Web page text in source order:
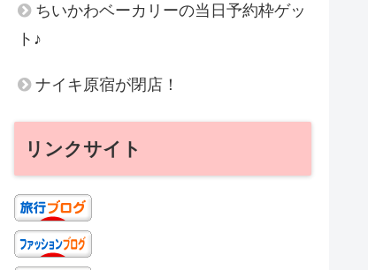
ちいかわベーカリーの当日予約枠ゲッ
ト♪
ナイキ原宿が閉店！
リンクサイト